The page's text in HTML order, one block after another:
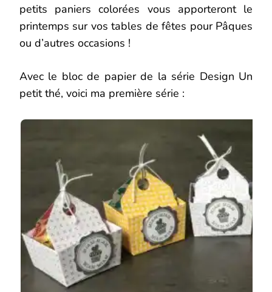
petits paniers colorées vous apporteront le
printemps sur vos tables de fêtes pour Pâques
ou d’autres occasions !
Avec le bloc de papier de la série Design Un
petit thé, voici ma première série :